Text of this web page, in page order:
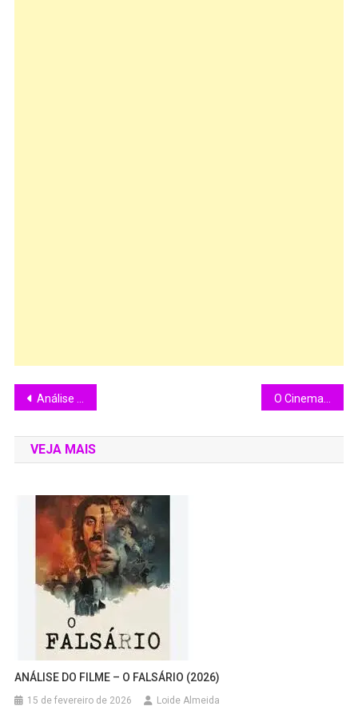
Análise do filme: Faça ela voltar (Bring her back) – (2025)
VEJA MAIS
ANÁLISE DO FILME – O FALSÁRIO (2026)
15 de fevereiro de 2026 Loide Almeida